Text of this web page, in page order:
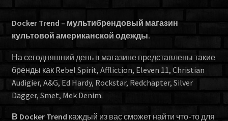
Docker Trend – мультибрендовый магазин
культовой американской одежды.
На сегодняшний день в магазине представлены такие
бренды как Rebel Spirit, Affliction, Eleven 11, Christian
Audigier, A&G, Ed Hardy, Rockstar, Redchapter, Silver
Dagger, Smet, Mek Denim.
В Docker Trend каждый из вас сможет найти что-то для